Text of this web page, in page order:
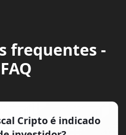
frequentes -
FAQ
Cripto é indicado